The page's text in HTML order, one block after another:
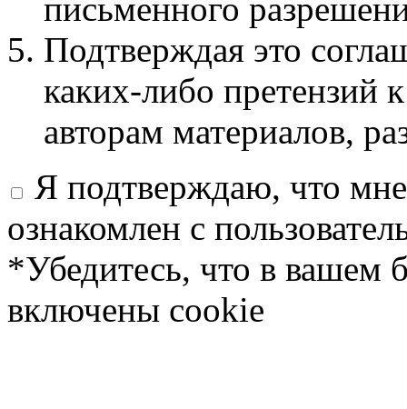
письменного
Подтверждая это
каких-либо претензий
авторам материалов,
Я подтверждаю, что
ознакомлен с
*Убедитесь, что в вашем
включены cookie